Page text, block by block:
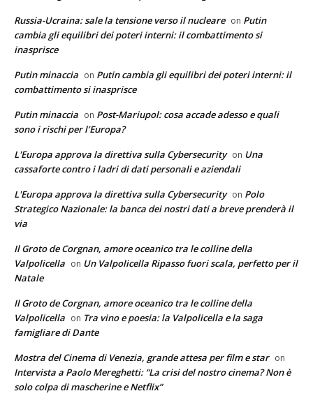
Russia-Ucraina: sale la tensione verso il nucleare on Putin
cambia gli equilibri dei poteri interni: il combattimento si
inasprisce
Putin minaccia on Putin cambia gli equilibri dei poteri interni: il
combattimento si inasprisce
Putin minaccia on Post-Mariupol: cosa accade adesso e quali
sono i rischi per l’Europa?
L'Europa approva la direttiva sulla Cybersecurity on Una
cassaforte contro i ladri di dati personali e aziendali
L'Europa approva la direttiva sulla Cybersecurity on Polo
Strategico Nazionale: la banca dei nostri dati a breve prenderà il
via
Il Groto de Corgnan, amore oceanico tra le colline della
Valpolicella on Un Valpolicella Ripasso fuori scala, perfetto per il
Natale
Il Groto de Corgnan, amore oceanico tra le colline della
Valpolicella on Tra vino e poesia: la Valpolicella e la saga
famigliare di Dante
Mostra del Cinema di Venezia, grande attesa per film e star on
Intervista a Paolo Mereghetti: “La crisi del nostro cinema? Non è
solo colpa di mascherine e Netflix”